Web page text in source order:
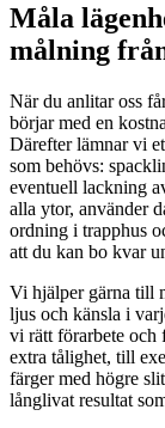
Måla
målning
När du anlitar oss
börjar med en
Därefter lämnar vi
som behövs:
eventuell lackning
alla ytor, använder
ordning i trapphus
att du kan bo kvar
Vi hjälper gärna till
ljus och känsla i
vi rätt förarbete och
extra tålighet, till
färger med högre
långlivat resultat